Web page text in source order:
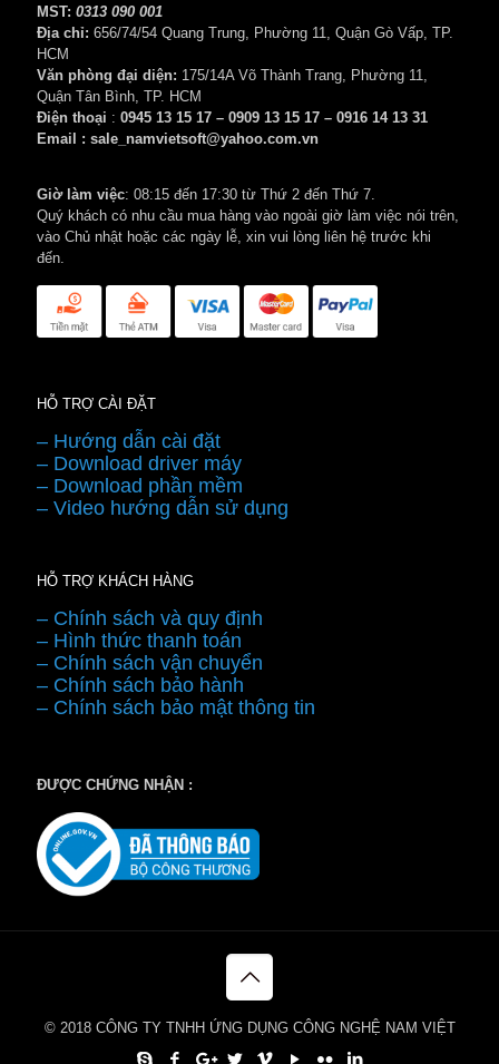
MST: 0313 090 001
Địa chỉ: 656/74/54 Quang Trung, Phường 11, Quận Gò Vấp, TP.
HCM
Văn phòng đại diện: 175/14A Võ Thành Trang, Phường 11,
Quận Tân Bình, TP. HCM
Điện thoại : 0945 13 15 17 – 0909 13 15 17 – 0916 14 13 31
Email : sale_namvietsoft@yahoo.com.vn
Giờ làm việc: 08:15 đến 17:30 từ Thứ 2 đến Thứ 7.
Quý khách có nhu cầu mua hàng vào ngoài giờ làm việc nói trên,
vào Chủ nhật hoặc các ngày lễ, xin vui lòng liên hệ trước khi
đến.
HỖ TRỢ CÀI ĐẶT
– Hướng dẫn cài đặt
– Download driver máy
– Download phần mềm
– Video hướng dẫn sử dụng
HỖ TRỢ KHÁCH HÀNG
– Chính sách và quy định
– Hình thức thanh toán
– Chính sách vận chuyển
– Chính sách bảo hành
– Chính sách bảo mật thông tin
ĐƯỢC CHỨNG NHẬN :
© 2018 CÔNG TY TNHH ỨNG DỤNG CÔNG NGHỆ NAM VIỆT